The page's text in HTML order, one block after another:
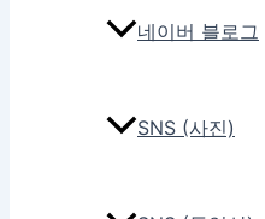
네이버 블로그
SNS (사진)